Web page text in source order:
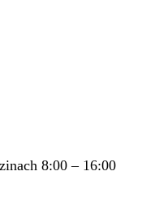
8:00 – 16:00